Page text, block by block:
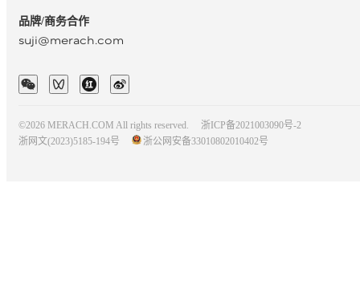
品牌/商务合作
suji@merach.com
©2026 MERACH.COM All rights reserved.
浙ICP备2021003090号-2
浙网文(2023)5185-194号
浙公网安备33010802010402号